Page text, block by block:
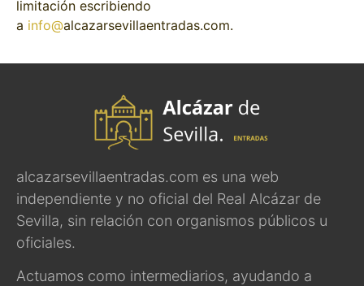
limitación escribiendo
a info@alcazarsevillaentradas.com.
alcazarsevillaentradas.com es una web
independiente y no oficial del Real Alcázar de
Sevilla, sin relación con organismos públicos u
oficiales.
Actuamos como intermediarios, ayudando a